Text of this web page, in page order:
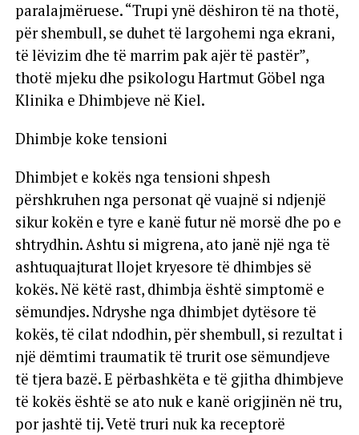
paralajmëruese. “Trupi ynë dëshiron të na thotë,
për shembull, se duhet të largohemi nga ekrani,
të lëvizim dhe të marrim pak ajër të pastër”,
thotë mjeku dhe psikologu Hartmut Göbel nga
Klinika e Dhimbjeve në Kiel.
Dhimbje koke tensioni
Dhimbjet e kokës nga tensioni shpesh
përshkruhen nga personat që vuajnë si ndjenjë
sikur kokën e tyre e kanë futur në morsë dhe po e
shtrydhin. Ashtu si migrena, ato janë një nga të
ashtuquajturat llojet kryesore të dhimbjes së
kokës. Në këtë rast, dhimbja është simptomë e
sëmundjes. Ndryshe nga dhimbjet dytësore të
kokës, të cilat ndodhin, për shembull, si rezultat i
një dëmtimi traumatik të trurit ose sëmundjeve
të tjera bazë. E përbashkëta e të gjitha dhimbjeve
të kokës është se ato nuk e kanë origjinën në tru,
por jashtë tij. Vetë truri nuk ka receptorë